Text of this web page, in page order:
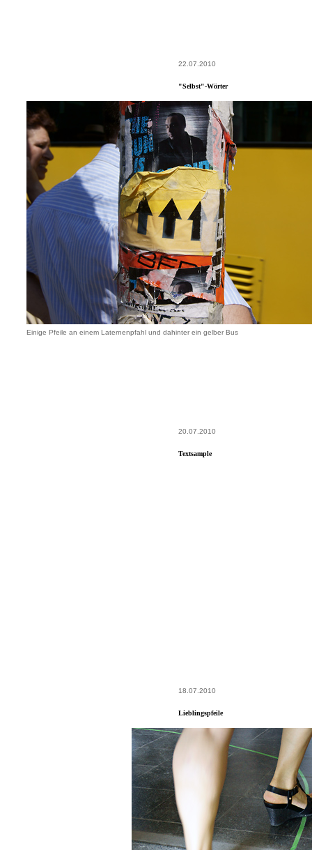
22.07.2010
"Selbst"-Wörter
Einige Pfeile an einem Laternenpfahl und dahinter ein gelber Bus
20.07.2010
Textsample
18.07.2010
Lieblingspfeile